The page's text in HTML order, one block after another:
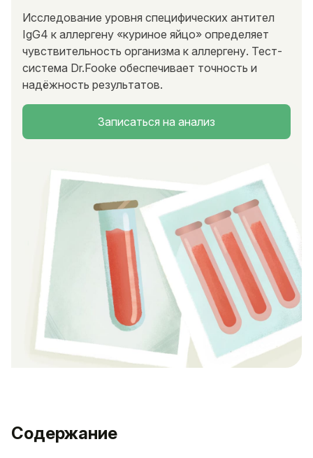
Исследование уровня специфических антител
IgG4 к аллергену «куриное яйцо» определяет
чувствительность организма к аллергену. Тест-
система Dr.Fooke обеспечивает точность и
надёжность результатов.
Записаться на анализ
Содержание